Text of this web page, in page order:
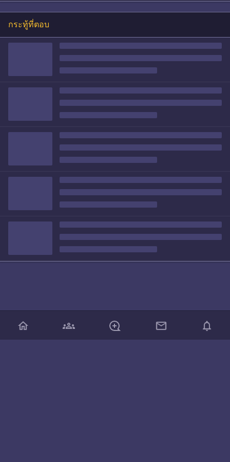
กระทู้ที่ตอบ